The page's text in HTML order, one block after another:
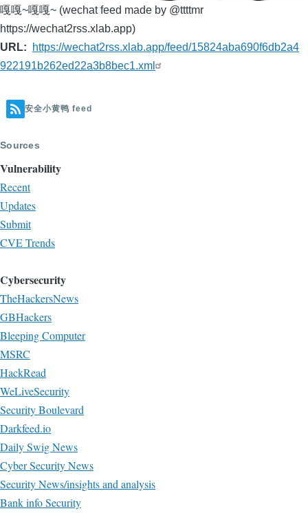
嘎嘎~嘎嘎~ (wechat feed made by @ttttmr
https://wechat2rss.xlab.app)
URL
https://wechat2rss.xlab.app/feed/15824aba690f6db2a4
922191b262ed22a3b8bec1.xml
安全小黄鸭 feed
Sources
Vulnerability
Recent
Updates
Submit
CVE Trends
Cybersecurity
TheHackersNews
GBHackers
Bleeping Computer
MSRC
HackRead
WeLiveSecurity
Security Boulevard
Darkfeed.io
Daily Swig News
Cyber Security News
Security News/insights and analysis
Bank info Security